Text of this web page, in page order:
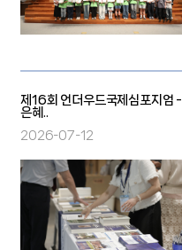
제16회 언더우드국제심포지엄 -
은혜..
2026-07-12